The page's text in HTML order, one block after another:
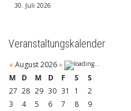
30. Juli 2026
Veranstaltungskalender
« August 2026»
M
D M D F S
S
27 28 29 30 31 1
2
3
4 5 6 7 8
9